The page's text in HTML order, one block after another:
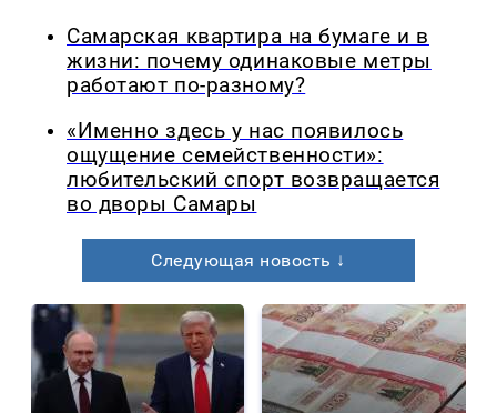
Самарская квартира на бумаге и в
жизни: почему одинаковые метры
работают по-разному?
«Именно здесь у нас появилось
ощущение семейственности»:
любительский спорт возвращается
во дворы Самары
Следующая новость ↓